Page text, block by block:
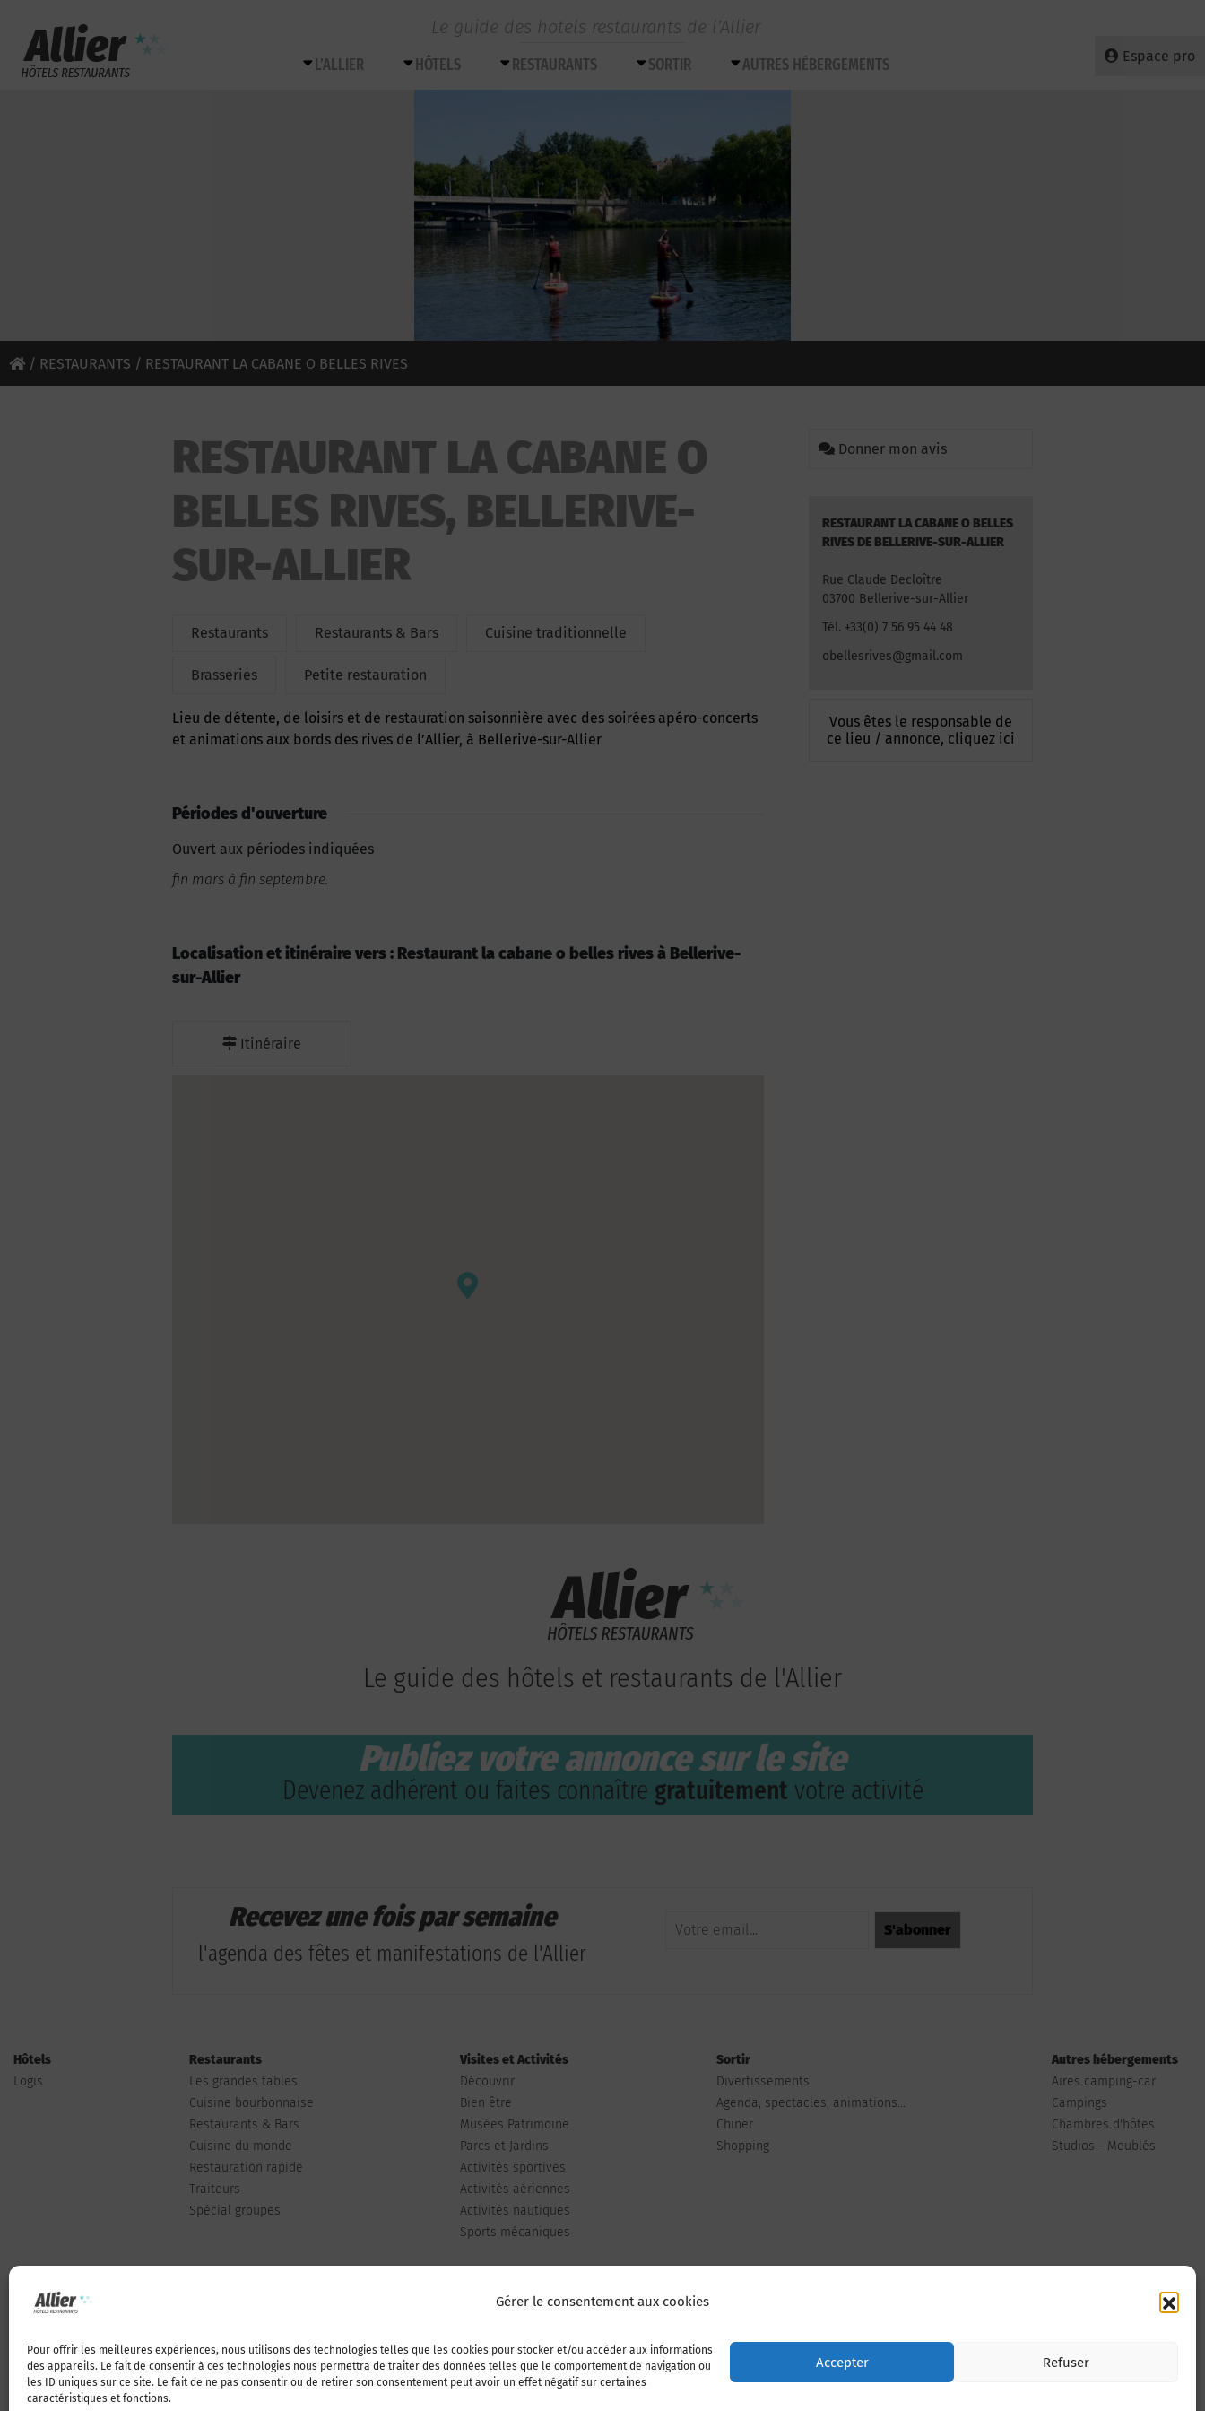
Gérer le consentement aux cookies
Pour offrir les meilleures expériences, nous utilisons des technologies telles que les cookies pour stocker et/ou accéder aux informations
des appareils. Le fait de consentir à ces technologies nous permettra de traiter des données telles que le comportement de navigation ou
les ID uniques sur ce site. Le fait de ne pas consentir ou de retirer son consentement peut avoir un effet négatif sur certaines
caractéristiques et fonctions.
Accepter Refuser
Le guide des hotels restaurants de l’Allier
Espace pro
L’ALLIER HÔTELS RESTAURANTS SORTIR AUTRES HÉBERGEMENTS
/ RESTAURANTS / RESTAURANT LA CABANE O BELLES RIVES
RESTAURANT LA CABANE O
BELLES RIVES, BELLERIVE-
SUR-ALLIER
Restaurants Restaurants & Bars Cuisine traditionnelle
Brasseries Petite restauration
Lieu de détente, de loisirs et de restauration saisonnière avec des soirées apéro-concerts
et animations aux bords des rives de l’Allier, à Bellerive-sur-Allier
Donner mon avis
RESTAURANT LA CABANE O BELLES
RIVES DE BELLERIVE-SUR-ALLIER
Rue Claude Decloître
03700 Bellerive-sur-Allier
Tél. +33(0) 7 56 95 44 48
obellesrives@gmail.com
Vous êtes le responsable de
ce lieu / annonce, cliquez ici
Périodes d'ouverture
Ouvert aux périodes indiquées
fin mars à fin septembre.
Localisation et itinéraire vers : Restaurant la cabane o belles rives à Bellerive-
sur-Allier
Itinéraire
Le guide des hôtels et restaurants de l'Allier
Publiez votre annonce sur le site
Devenez adhérent ou faites connaître gratuitement votre activité
Recevez une fois par semaine
l'agenda des fêtes et manifestations de l'Allier
Hôtels
Logis
Restaurants
Les grandes tables
Cuisine bourbonnaise
Restaurants & Bars
Cuisine du monde
Restauration rapide
Traiteurs
Spécial groupes
Visites et Activités
Découvrir
Bien être
Musées Patrimoine
Parcs et Jardins
Activités sportives
Activités aériennes
Activités nautiques
Sports mécaniques
Sortir
Divertissements
Agenda, spectacles, animations...
Chiner
Shopping
Autres hébergements
Aires camping-car
Campings
Chambres d'hôtes
Studios - Meublés
Qui sommes-nous Publiez votre annonce Adhérer à l’association Nous contacter